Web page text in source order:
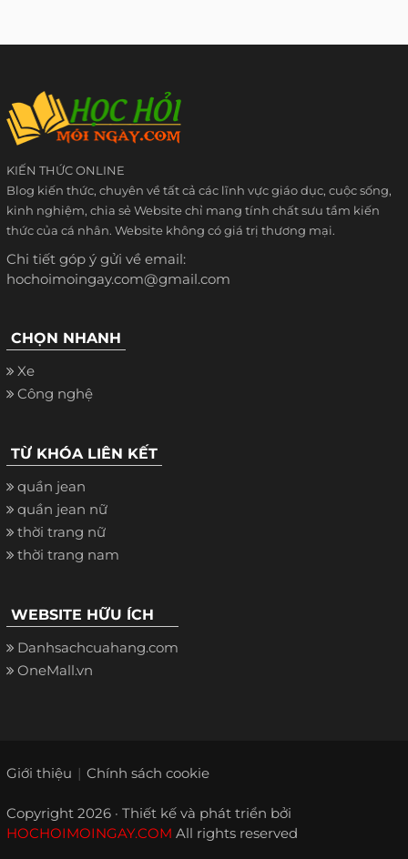
KIẾN THỨC ONLINE
Blog kiến thức, chuyên về tất cả các lĩnh vực giáo dục, cuộc sống,
kinh nghiệm, chia sẻ Website chỉ mang tính chất sưu tầm kiến
thức của cá nhân. Website không có giá trị thương mại.
Chi tiết góp ý gửi về email:
hochoimoingay.com@gmail.com
CHỌN NHANH
Xe
Công nghệ
TỪ KHÓA LIÊN KẾT
quần jean
quần jean nữ
thời trang nữ
thời trang nam
WEBSITE HỮU ÍCH
Danhsachcuahang.com
OneMall.vn
Giới thiệu Chính sách cookie
Copyright 2026 · Thiết kế và phát triển bởi
HOCHOIMOINGAY.COM All rights reserved